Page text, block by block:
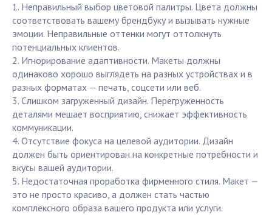
1. Неправильный выбор цветовой палитры. Цвета должны
соответствовать вашему брендбуку и вызывать нужные
эмоции. Неправильные оттенки могут оттолкнуть
потенциальных клиентов.
2. Игнорирование адаптивности. Макеты должны
одинаково хорошо выглядеть на разных устройствах и в
разных форматах — печать, соцсети или веб.
3. Слишком загруженный дизайн. Перегруженность
деталями мешает восприятию, снижает эффективность
коммуникации.
4. Отсутствие фокуса на целевой аудитории. Дизайн
должен быть ориентирован на конкретные потребности и
вкусы вашей аудитории.
5. Недостаточная проработка фирменного стиля. Макет —
это не просто красиво, а должен стать частью
комплексного образа вашего продукта или услуги.